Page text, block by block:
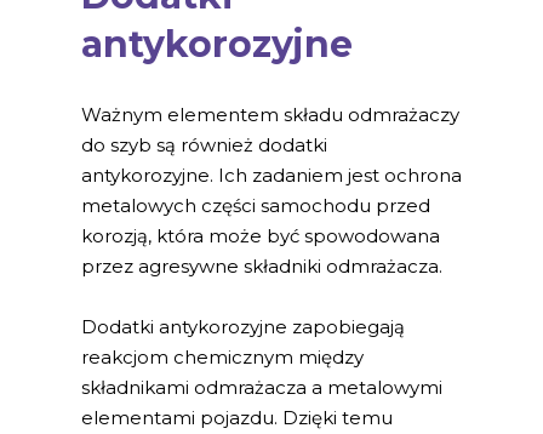
antykorozyjne
Ważnym elementem składu odmrażaczy
do szyb są również dodatki
antykorozyjne. Ich zadaniem jest ochrona
metalowych części samochodu przed
korozją, która może być spowodowana
przez agresywne składniki odmrażacza.
Dodatki antykorozyjne zapobiegają
reakcjom chemicznym między
składnikami odmrażacza a metalowymi
elementami pojazdu. Dzięki temu